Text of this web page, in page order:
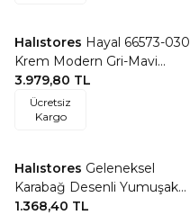
Favorilere Ekle
Halıstores Hayal 66573-030
Krem Modern Gri-Mavi
Geometrik Şekilli Saçaklı
Salon Halısı
3.979,80 TL
Ücretsiz
Kargo
Favorilere Ekle
Halıstores Geleneksel
Karabağ Desenli Yumuşak
Dokulu Yıkanabilir Halı Çok
1.368,40 TL